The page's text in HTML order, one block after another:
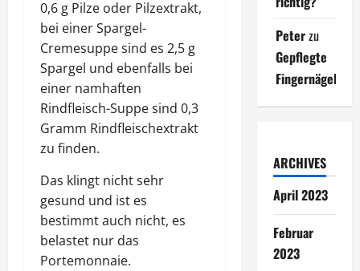
0,6 g Pilze oder Pilzextrakt,
bei einer Spargel-
Cremesuppe sind es 2,5 g
Spargel und ebenfalls bei
einer namhaften
Rindfleisch-Suppe sind 0,3
Gramm Rindfleischextrakt
zu finden.
Das klingt nicht sehr
gesund und ist es
bestimmt auch nicht, es
belastet nur das
Portemonnaie.
Peterzu
Gepflegte
Fingernägel
ARCHIVES
April 2023
Februar
2023